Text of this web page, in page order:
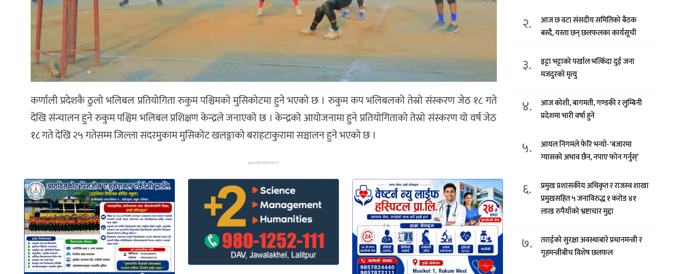
कर्णाली प्रदेशकै ठुलो भलिबल प्रतियोगिता रुकुम पश्चिमको मुसिकोटमा‌ हुने भएको छ । रुकुम कप भलिबलको तेस्रो संस्करण जेठ १८ गते
देखि संन्चालन हुने रुकुम पश्चिम भलिबल प्रशिक्षण केन्द्रले जनाएको छ । केन्द्रको आयोजनामा हुने प्रतियोगिताको तेस्रो संस्करण यो वर्ष जेठ
१८ गते देखि २५ गतेसम्म जिल्ला सदरमुकाम मुसिकोट खलङ्गाको बराहटाकुरामा सञ्चालन हुने भएको छ ।
ADVERTISEMENT
२.
आज छ वटा संसदीय समितिको बैठक
बस्दै, यस्ता छन् छलफलका कार्यसूची
३.
इट्टा भट्टाको पर्खाल भत्किँदा दुई जना
मजदुरको मृत्यु
४.
आज कोशी, बागमती, गण्डकी र लुम्बिनी
प्रदेशमा भारी वर्षा हुने
५.
आयल निगमले फेरि भन्याे- ‘बजारमा
ग्यासको अभाव छैन, नपाए फोन गर्नुस्’
६.
प्रमुख प्रशासकीय अधिकृत र राजस्व शाखा
प्रमुखसहित ५ जनाविरुद्ध १ करोड ४१
लाख रुपैयाँको भ्रष्टाचार मुद्दा
७.
तराईको सुरक्षा अवस्थाबारे प्रधानमन्त्री र
गृहमन्त्रीबीच विशेष छलफल